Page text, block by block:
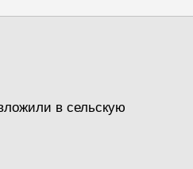
в сельскую